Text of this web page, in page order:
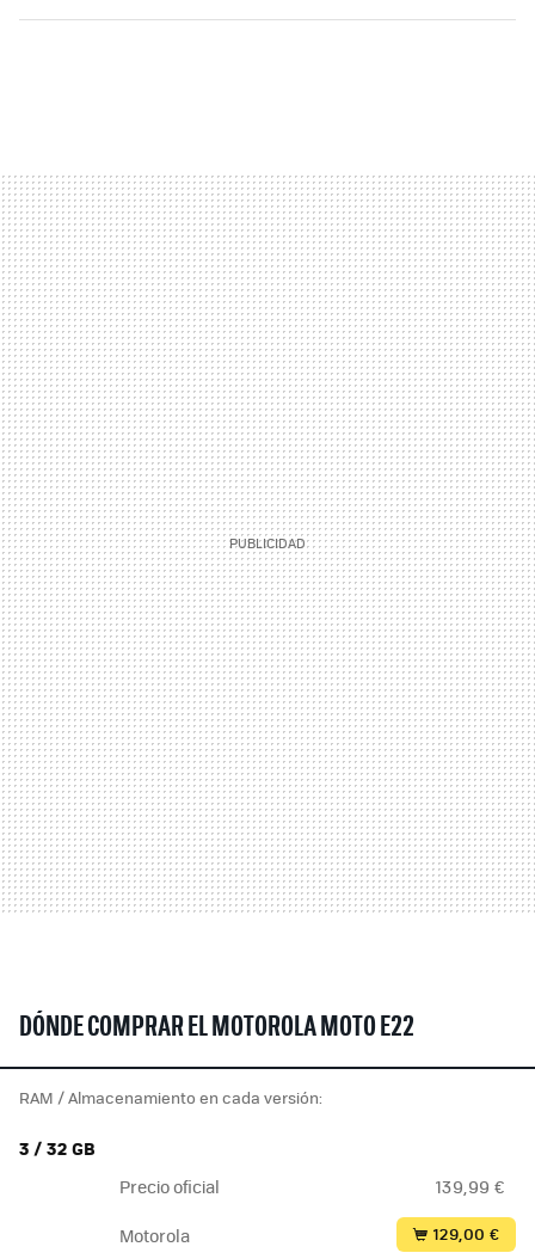
DÓNDE COMPRAR EL MOTOROLA MOTO E22
RAM / Almacenamiento en cada versión:
3 / 32 GB
Precio oficial 139,99 €
Motorola 129,00 €